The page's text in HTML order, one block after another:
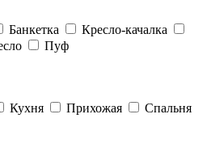
Банкетка
Кресло-качалка
Пуф
Кухня Прихожая
Спальня